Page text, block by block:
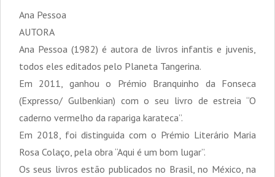
Ana Pessoa
AUTORA
Ana Pessoa (1982) é autora de livros infantis e juvenis,
todos eles editados pelo Planeta Tangerina.
Em 2011, ganhou o Prémio Branquinho da Fonseca
(Expresso/ Gulbenkian) com o seu livro de estreia “O
caderno vermelho da rapariga karateca”.
Em 2018, foi distinguida com o Prémio Literário Maria
Rosa Colaço, pela obra “Aqui é um bom lugar”.
Os seus livros estão publicados no Brasil, no México, na